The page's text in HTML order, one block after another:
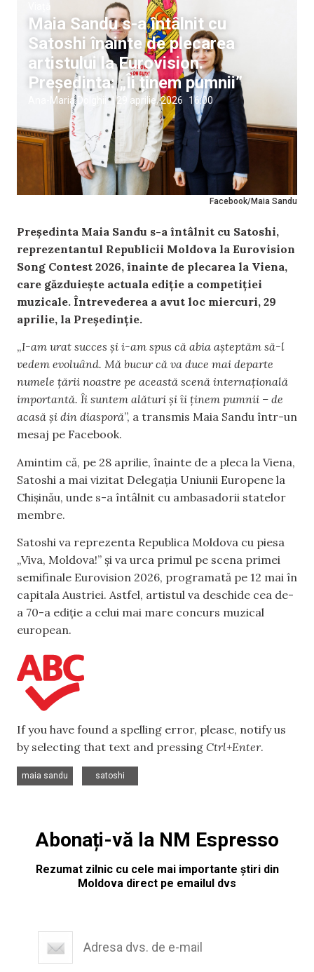
Facebook/Maia Sandu
Maia Sandu s-a întâlnit cu
Satoshi înainte de plecarea
artistului la Eurovision.
Președinta: „Îi ținem pumnii”
Ana-Maria Dolghii 29 aprilie, 2026 16:00
Președinta Maia Sandu s-a întâlnit cu Satoshi,
reprezentantul Republicii Moldova la Eurovision
Song Contest 2026, înainte de plecarea la Viena,
care găzduiește actuala ediție a competiției
muzicale. Întrevederea a avut loc miercuri, 29
aprilie, la Președinție.
„I-am urat succes și i-am spus că abia așteptăm să-l
vedem evoluând. Mă bucur că va duce mai departe
numele țării noastre pe această scenă internațională
importantă. Îi suntem alături și îi ținem pumnii – de
acasă și din diasporă”, a transmis Maia Sandu într-un
mesaj pe Facebook.
Amintim că, pe 28 aprilie, înainte de a pleca la Viena,
Satoshi a mai vizitat Delegația Uniunii Europene la
Chișinău, unde s-a întâlnit cu ambasadorii statelor
membre.
Satoshi va reprezenta Republica Moldova cu piesa
„Viva, Moldova!” și va urca primul pe scena primei
semifinale Eurovision 2026, programată pe 12 mai în
capitala Austriei. Astfel, artistul va deschide cea de-
a 70-a ediție a celui mai mare concurs muzical
european.
If you have found a spelling error, please, notify us
by selecting that text and pressing Ctrl+Enter.
maia sandu
satoshi
Abonați-vă la NM Espresso
Rezumat zilnic cu cele mai importante știri din
Moldova direct pe emailul dvs